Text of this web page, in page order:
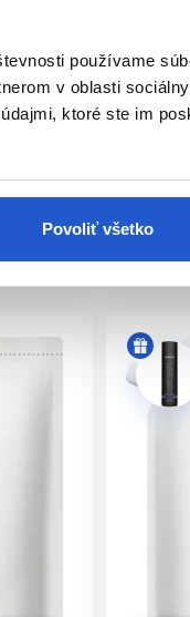
používame
v oblasti
ktoré ste im
Povoliť všetko
zmes
pH
farby vo vlasoch a